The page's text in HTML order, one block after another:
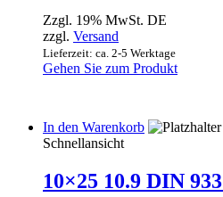
Zzgl. 19% MwSt. DE
zzgl. Versand
Lieferzeit: ca. 2-5 Werktage
Gehen Sie zum Produkt
In den Warenkorb
Schnellansicht
10×25 10.9 DIN